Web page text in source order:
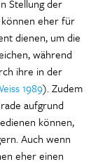
Stellung der
können eher für
dienen, um die
während
ihre in der
1989). Zudem
aufgrund
können,
Auch wenn
eher einen